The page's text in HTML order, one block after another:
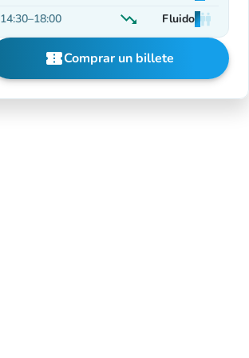
14:30–18:00 trending_down
En descenso
Fluidoman
man
man
confirmation_numberComprar un billete
(nueva pestaña)